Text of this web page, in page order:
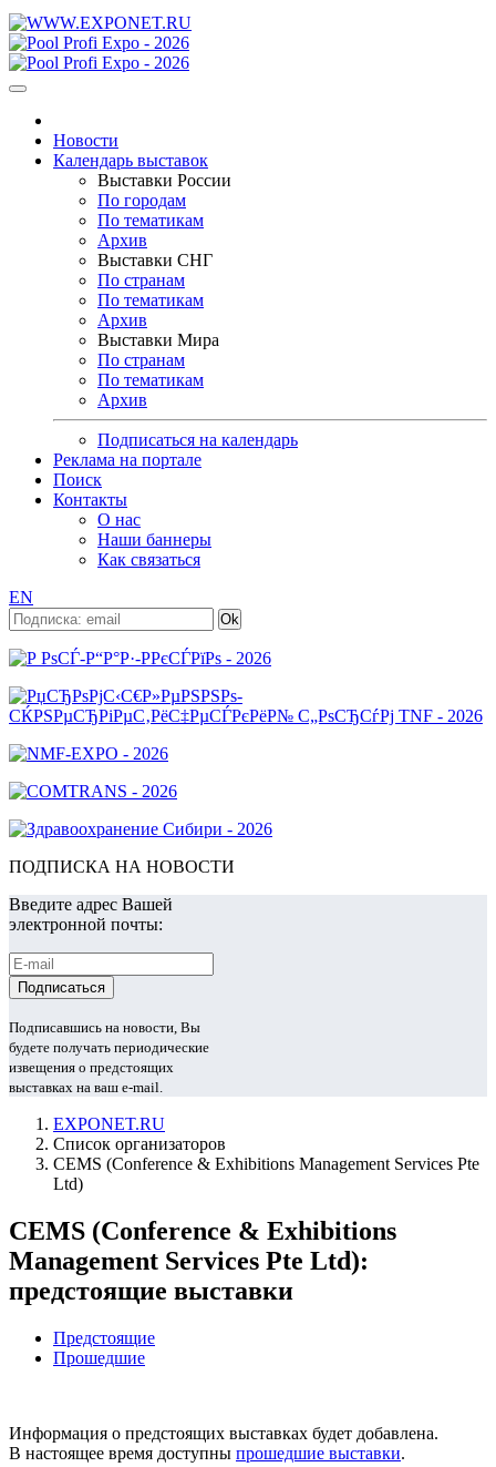
Новости
Календарь выставок
Выставки России
По городам
По тематикам
Архив
Выставки СНГ
По странам
По тематикам
Архив
Выставки Мира
По странам
По тематикам
Архив
Подписаться на календарь
Реклама на портале
Поиск
Контакты
О нас
Наши баннеры
Как связаться
EN
ПОДПИСКА НА НОВОСТИ
Введите адрес Вашей
электронной почты:
Подписавшись на новости, Вы
будете получать периодические
извещения о предстоящих
выставках на ваш e-mail.
EXPONET.RU
Список организаторов
CEMS (Conference & Exhibitions Management Services Pte
Ltd)
CEMS (Conference & Exhibitions
Management Services Pte Ltd):
предстоящие выставки
Предстоящие
Прошедшие
Информация о предстоящих выставках будет добавлена.
В настоящее время доступны прошедшие выставки.